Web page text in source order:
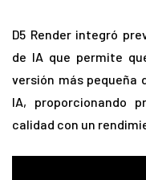
D5 Render integró
de IA que permite
versión más pequeña
IA, proporcionando
calidad con un